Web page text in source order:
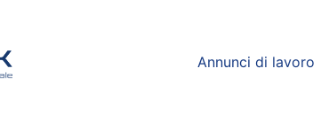
Annunci di lavoro